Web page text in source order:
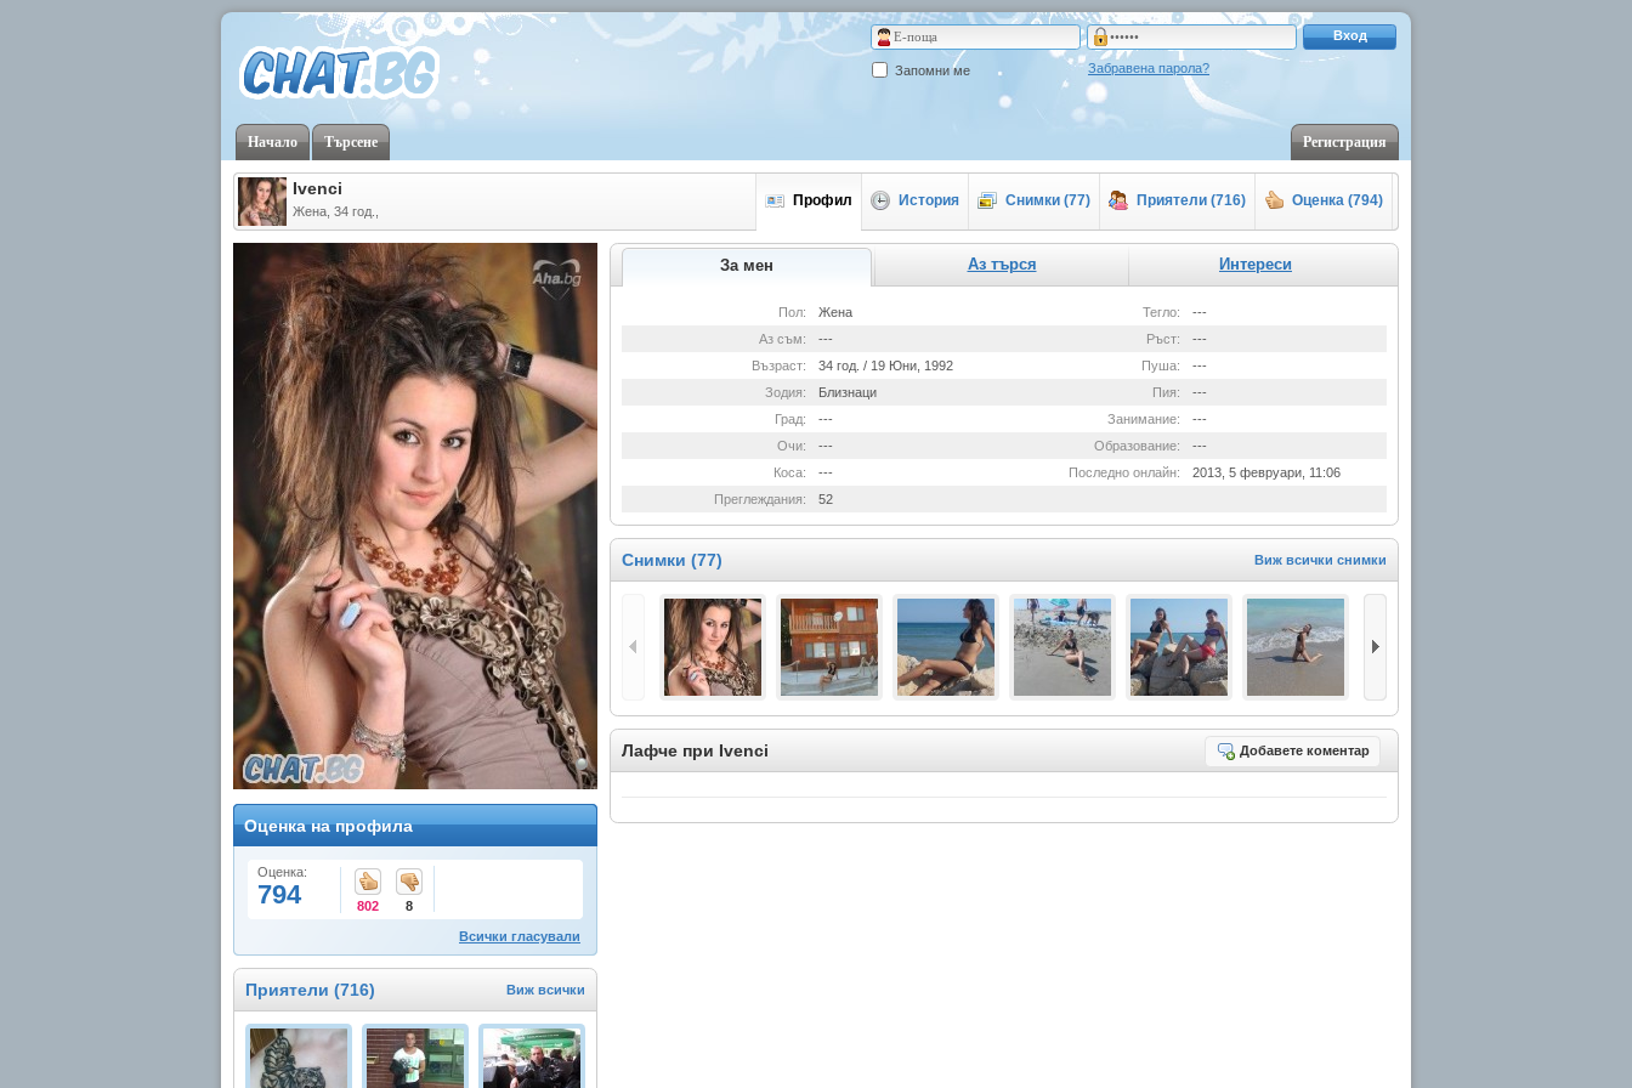
Начало Търсене Регистрация
Вход
Запомни ме Забравена парола?
Ivenci
Жена, 34 год.,
Профил История Снимки (77) Приятели (716) Оценка (794)
Оценка на профила
Оценка:
794 802 8
Всички гласували
Приятели (716) Виж всички
За мен Аз търся Интереси
Пол: Жена Тегло:
---
Аз съм:
--- Ръст:
---
Възраст:
34 год. / 19 Юни, 1992 Пуша:
---
Зодия:
Близнаци Пия:
---
Град:
--- Занимание:
---
Очи:
--- Образование:
---
Коса:
--- Последно онлайн:
2013, 5 февруари, 11:06
Преглеждания:
52
Снимки (77) Виж всички снимки
Лафче при Ivenci Добавете коментар